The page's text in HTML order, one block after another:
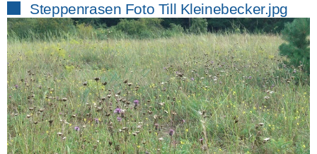
Steppenrasen Foto Till Kleinebecker.jpg